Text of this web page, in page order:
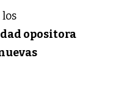
opositora